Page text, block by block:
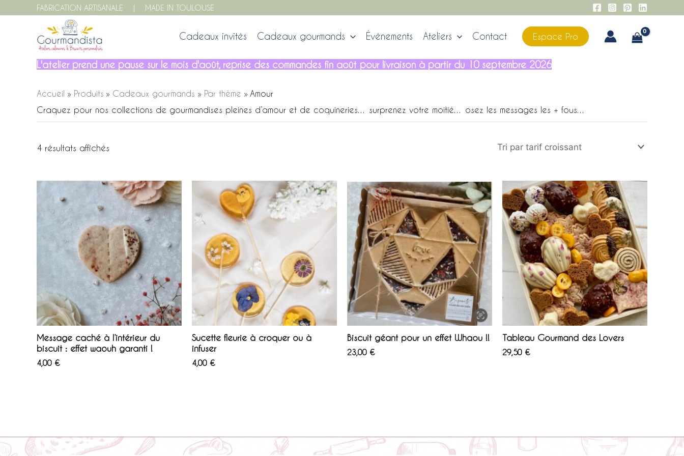
FABRICATION ARTISANALE | MADE IN TOULOUSE
Cadeaux invités Cadeaux gourmands Événements Ateliers Contact Espace Pro
L'atelier prend une pause sur le mois d'août, reprise des commandes fin août pour livraison à partir du 10 septembre 2026
Accueil Produits Cadeaux gourmands Par thème
Amour
Craquez pour nos collections de gourmandises pleines d’amour et de coquineries… surprenez votre moitié… osez les messages les + fous…
4 résultats affichés
Message caché à l’intérieur du
biscuit : effet waouh garanti !
4,00 €
Sucette fleurie à croquer ou à
infuser
4,00 €
Biscuit géant pour un effet Whaou !!
23,00 €
Tableau Gourmand des Lovers
29,50 €